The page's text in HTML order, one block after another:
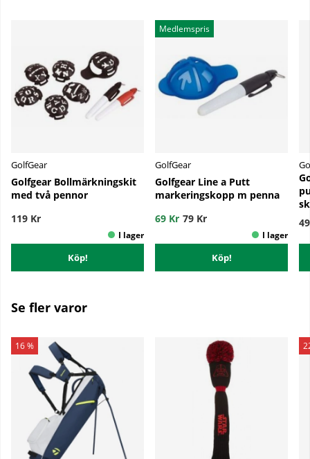
GolfGear
Golfgear Bollmärkningskit
med två pennor
119 Kr
Köp!
Medlemspris
GolfGear
Golfgear Line a Putt
markeringskopp m penna
69 Kr 79 Kr
Köp!
Se fler varor
16 %